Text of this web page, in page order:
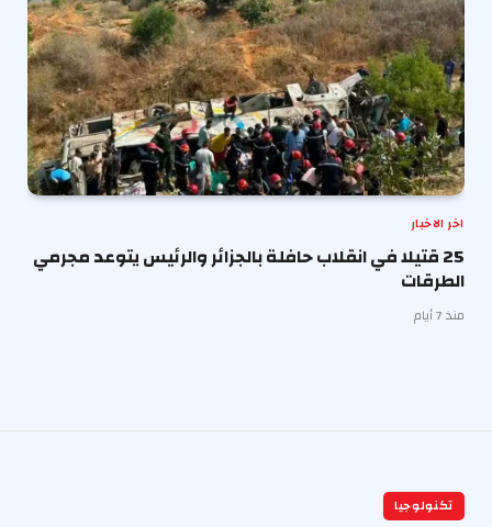
اخر الاخبار
25 قتيلا في انقلاب حافلة بالجزائر والرئيس يتوعد مجرمي
الطرقات
منذ 7 أيام
تكنولوجيا